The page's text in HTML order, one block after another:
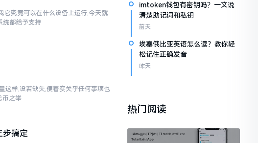
它究竟可以在什么设备上运行,今天就
统都给予支持
这样,设若缺失,便着实关乎任何事项也
币之举
搞定
imtoken钱包有密钥吗？一文说
清楚助记词和私钥
前天
埃塞俄比亚英语怎么读？教你轻
松记住正确发音
昨天
热门阅读